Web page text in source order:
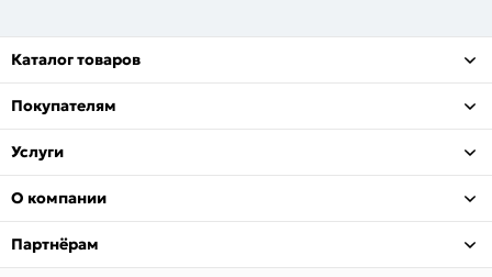
Каталог товаров
Покупателям
Услуги
О компании
Партнёрам